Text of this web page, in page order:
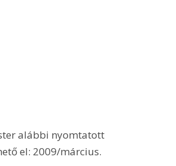
alábbi nyomtatott
el: 2009/március.